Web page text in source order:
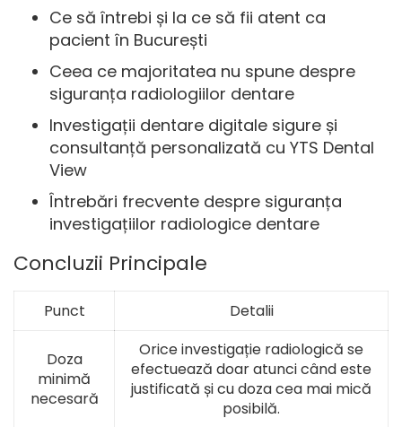
Ce să întrebi și la ce să fii atent ca
pacient în București
Ceea ce majoritatea nu spune despre
siguranța radiologiilor dentare
Investigații dentare digitale sigure și
consultanță personalizată cu YTS Dental
View
Întrebări frecvente despre siguranța
investigațiilor radiologice dentare
Concluzii Principale
Punct Detalii
Doza
minimă
necesară
Orice investigație radiologică se
efectuează doar atunci când este
justificată și cu doza cea mai mică
posibilă.